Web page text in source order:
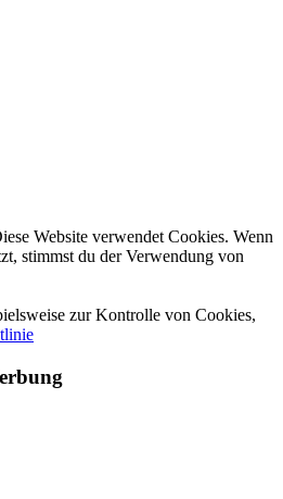
Website verwendet Cookies. Wenn
stimmst du der Verwendung von
zur Kontrolle von Cookies,